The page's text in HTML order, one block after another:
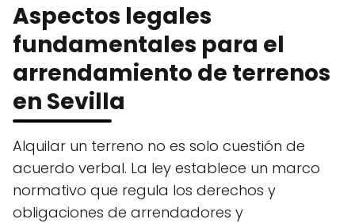
Aspectos legales
fundamentales para el
arrendamiento de terrenos
en Sevilla
Alquilar un terreno no es solo cuestión de
acuerdo verbal. La ley establece un marco
normativo que regula los derechos y
obligaciones de arrendadores y